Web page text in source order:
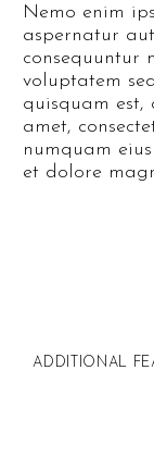
Nemo enim
aspernatur
consequuntur
voluptatem
quisquam
amet,
numquam
et dolore
ADDITIONAL